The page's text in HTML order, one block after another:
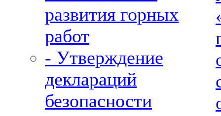
развития горных
работ
- Утверждение
деклараций
безопасности